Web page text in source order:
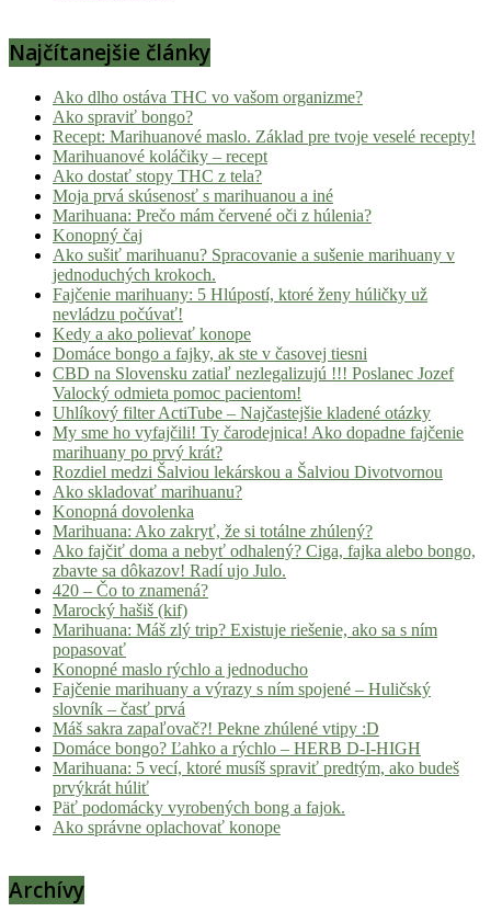
Najčítanejšie články
Ako dlho ostáva THC vo vašom organizme?
Ako spraviť bongo?
Recept: Marihuanové maslo. Základ pre tvoje veselé recepty!
Marihuanové koláčiky – recept
Ako dostať stopy THC z tela?
Moja prvá skúsenosť s marihuanou a iné
Marihuana: Prečo mám červené oči z húlenia?
Konopný čaj
Ako sušiť marihuanu? Spracovanie a sušenie marihuany v
jednoduchých krokoch.
Fajčenie marihuany: 5 Hlúpostí, ktoré ženy húličky už
nevládzu počúvať!
Kedy a ako polievať konope
Domáce bongo a fajky, ak ste v časovej tiesni
CBD na Slovensku zatiaľ nezlegalizujú !!! Poslanec Jozef
Valocký odmieta pomoc pacientom!
Uhlíkový filter ActiTube – Najčastejšie kladené otázky
My sme ho vyfajčili! Ty čarodejnica! Ako dopadne fajčenie
marihuany po prvý krát?
Rozdiel medzi Šalviou lekárskou a Šalviou Divotvornou
Ako skladovať marihuanu?
Konopná dovolenka
Marihuana: Ako zakryť, že si totálne zhúlený?
Ako fajčiť doma a nebyť odhalený? Ciga, fajka alebo bongo,
zbavte sa dôkazov! Radí ujo Julo.
420 – Čo to znamená?
Marocký hašiš (kif)
Marihuana: Máš zlý trip? Existuje riešenie, ako sa s ním
popasovať
Konopné maslo rýchlo a jednoducho
Fajčenie marihuany a výrazy s ním spojené – Huličský
slovník – časť prvá
Máš sakra zapaľovač?! Pekne zhúlené vtipy :D
Domáce bongo? Ľahko a rýchlo – HERB D-I-HIGH
Marihuana: 5 vecí, ktoré musíš spraviť predtým, ako budeš
prvýkrát húliť
Päť podomácky vyrobených bong a fajok.
Ako správne oplachovať konope
Archívy